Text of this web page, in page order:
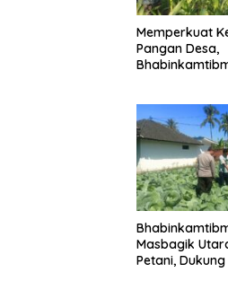
Memperkuat
Pangan Desa,
Masbagik
Petani,